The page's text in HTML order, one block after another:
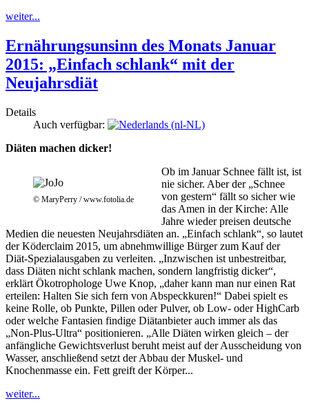
weiter...
Ernährungsunsinn des Monats Januar
2015: „Einfach schlank“ mit der
Neujahrsdiät
Details
Auch verfügbar:
Diäten machen dicker!
© MaryPerry / www.fotolia.de
Ob im Januar Schnee fällt ist, ist
nie sicher. Aber der „Schnee
von gestern“ fällt so sicher wie
das Amen in der Kirche: Alle
Jahre wieder preisen deutsche
Medien die neuesten Neujahrsdiäten an. „Einfach schlank“, so lautet
der Köderclaim 2015, um abnehmwillige Bürger zum Kauf der
Diät-Spezialausgaben zu verleiten. „Inzwischen ist unbestreitbar,
dass Diäten nicht schlank machen, sondern langfristig dicker“,
erklärt Ökotrophologe Uwe Knop, „daher kann man nur einen Rat
erteilen: Halten Sie sich fern von Abspeckkuren!“ Dabei spielt es
keine Rolle, ob Punkte, Pillen oder Pulver, ob Low- oder HighCarb
oder welche Fantasien findige Diätanbieter auch immer als das
„Non-Plus-Ultra“ positionieren. „Alle Diäten wirken gleich – der
anfängliche Gewichtsverlust beruht meist auf der Ausscheidung von
Wasser, anschließend setzt der Abbau der Muskel- und
Knochenmasse ein. Fett greift der Körper...
weiter...